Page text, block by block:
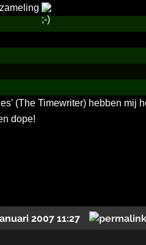
(The Timewriter) hebben mij
dope!
2007 11:27